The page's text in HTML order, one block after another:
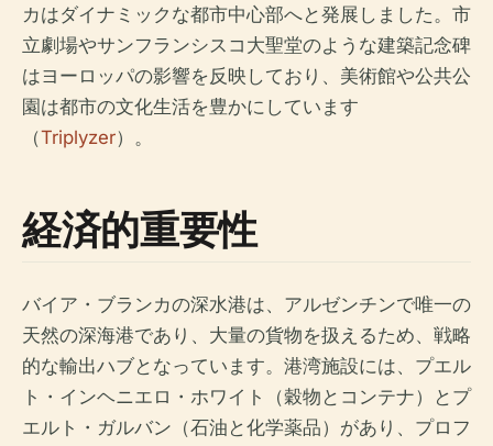
カはダイナミックな都市中心部へと発展しました。市
立劇場やサンフランシスコ大聖堂のような建築記念碑
はヨーロッパの影響を反映しており、美術館や公共公
園は都市の文化生活を豊かにしています
（Triplyzer）。
経済的重要性
バイア・ブランカの深水港は、アルゼンチンで唯一の
天然の深海港であり、大量の貨物を扱えるため、戦略
的な輸出ハブとなっています。港湾施設には、プエル
ト・インヘニエロ・ホワイト（穀物とコンテナ）とプ
エルト・ガルバン（石油と化学薬品）があり、プロフ